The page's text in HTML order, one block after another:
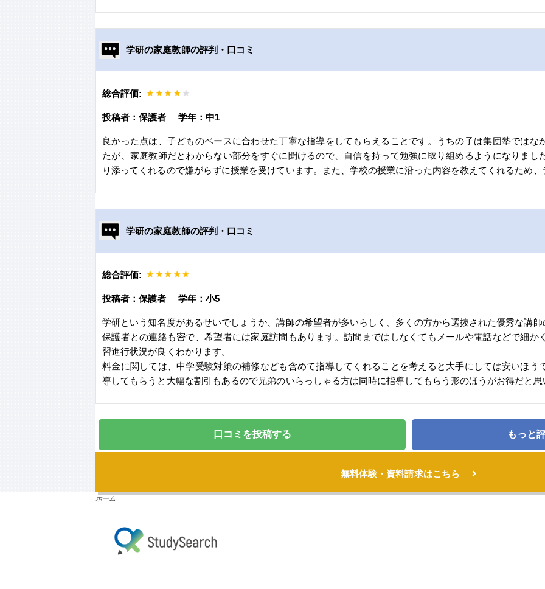
学研の家庭教師の評判・口コミ
総合評価:
投稿者：保護者 学年：中1
良かった点は、子どものペースに合わせた丁寧な指導をしてもらえることです。うちの子は集団塾では
たが、家庭教師だとわからない部分をすぐに聞けるので、自信を持って勉強に取り組めるようになりまし
り添ってくれるので嫌がらずに授業を受けています。また、学校の授業に沿った内容を教えてくれるため
学研の家庭教師の評判・口コミ
総合評価:
投稿者：保護者 学年：小5
学研という知名度があるせいでしょうか、講師の希望者が多いらしく、多くの方から選抜された優秀な講
保護者との連絡も密で、希望者には家庭訪問もあります。訪問まではしなくてもメールや電話などで細か
習進行状況が良くわかります。
料金に関しては、中学受験対策の補修なども含めて指導してくれることを考えると大手にしては安いほう
導してもらうと大幅な割引もあるので兄弟のいらっしゃる方は同時に指導してもらう形のほうがお得だと思
口コミを投稿する もっと
無料体験・資料請求はこちら
ホーム